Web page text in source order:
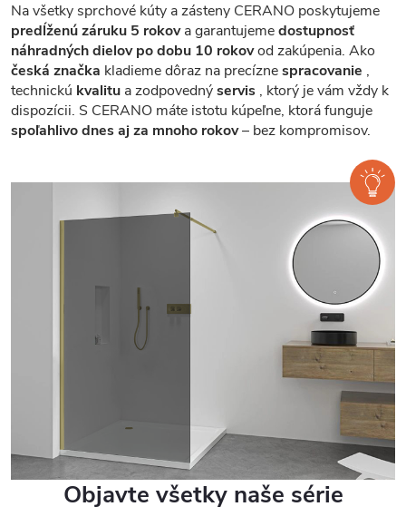
Na všetky sprchové kúty a zásteny CERANO poskytujeme
predĺženú záruku 5 rokova garantujemedostupnosť
náhradných dielov po dobu 10 rokovod zakúpenia. Ako
česká značka kladieme dôraz na precíznespracovanie ,
technickú kvalitu a zodpovednýservis , ktorý je vám vždy k
dispozícii. S CERANO máte istotu kúpeľne, ktorá funguje
spoľahlivo dnes aj za mnoho rokov– bez kompromisov.
Objavte všetky naše série